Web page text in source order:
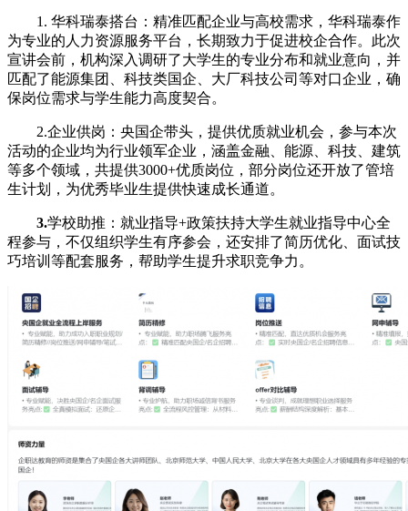
1. 华科瑞泰搭台：精准匹配企业与高校需求，华科瑞泰作
为专业的人力资源服务平台，长期致力于促进校企合作。此次
宣讲会前，机构深入调研了大学生的专业分布和就业意向，并
匹配了能源集团、科技类国企、大厂科技公司等对口企业，确
保岗位需求与学生能力高度契合。
2.企业供岗：央国企带头，提供优质就业机会，参与本次
活动的企业均为行业领军企业，涵盖金融、能源、科技、建筑
等多个领域，共提供3000+优质岗位，部分岗位还开放了管培
生计划，为优秀毕业生提供快速成长通道。
3.学校助推：就业指导+政策扶持大学生就业指导中心全
程参与，不仅组织学生有序参会，还安排了简历优化、面试技
巧培训等配套服务，帮助学生提升求职竞争力。